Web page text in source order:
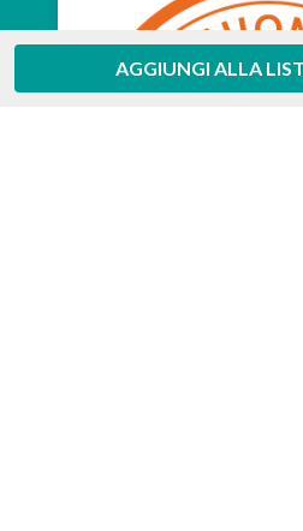
AGGIUNGI ALLA